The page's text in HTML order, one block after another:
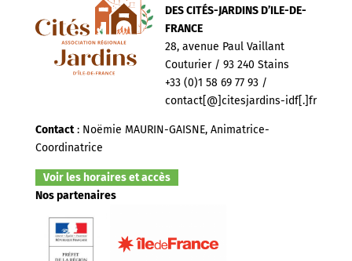
DES CITÉS-JARDINS D’ILE-DE-
FRANCE
28, avenue Paul Vaillant
Couturier / 93 240 Stains
+33 (0)1 58 69 77 93 /
contact[@]citesjardins-idf[.]fr
Contact: Noëmie MAURIN-GAISNE, Animatrice-
Coordinatrice
Voir les horaires et accès
Nos partenaires